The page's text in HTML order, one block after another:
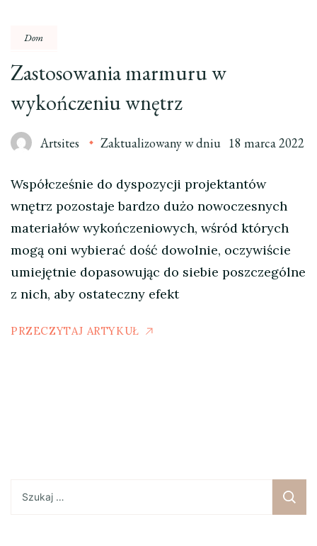
Dom
Zastosowania marmuru w
wykończeniu wnętrz
Artsites Zaktualizowany w dniu 18 marca 2022
Współcześnie do dyspozycji projektantów
wnętrz pozostaje bardzo dużo nowoczesnych
materiałów wykończeniowych, wśród których
mogą oni wybierać dość dowolnie, oczywiście
umiejętnie dopasowując do siebie poszczególne
z nich, aby ostateczny efekt
PRZECZYTAJ ARTYKUŁ